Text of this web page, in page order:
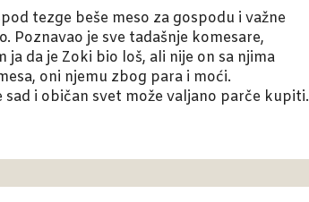
tezge beše meso za gospodu i važne
Poznavao je sve tadašnje komesare,
da je Zoki bio loš, ali nije on sa njima
oni njemu zbog para i moći.
sad i običan svet može valjano parče kupiti.